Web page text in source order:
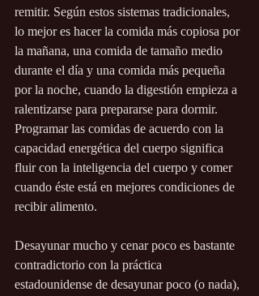
remitir. Según estos sistemas tradicionales,
lo mejor es hacer la comida más copiosa por
la mañana, una comida de tamaño medio
durante el día y una comida más pequeña
por la noche, cuando la digestión empieza a
ralentizarse para prepararse para dormir.
Programar las comidas de acuerdo con la
capacidad energética del cuerpo significa
fluir con la inteligencia del cuerpo y comer
cuando éste está en mejores condiciones de
recibir alimento.
Desayunar mucho y cenar poco es bastante
contradictorio con la práctica
estadounidense de desayunar poco (o nada),